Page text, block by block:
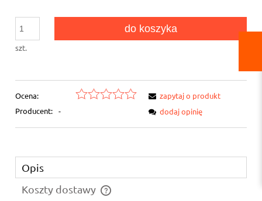
szt.
do koszyka
Ocena:
Producent: -
zapytaj o produkt
dodaj opinię
Opis
Koszty dostawy
Cena nie zawiera ewentualnych kosztów płatności